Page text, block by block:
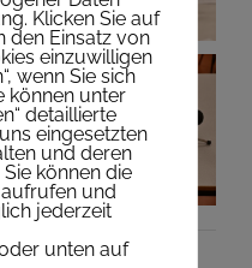
Buch, Winter | 0
Klicken Sie auf
den Einsatz von
einzuwilligen
wenn Sie sich
können unter
detaillierte
eingesetzten
und deren
können die
und
jederzeit
unten auf